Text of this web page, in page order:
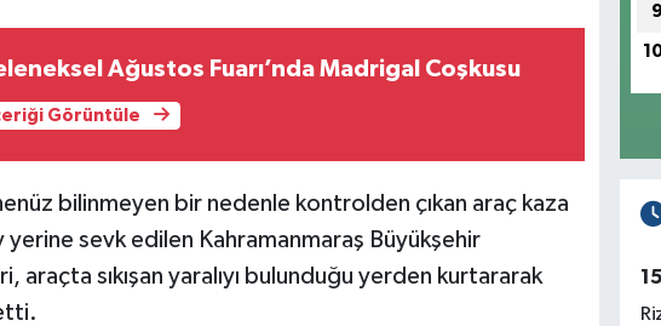
Ağustos Fuarı’nda Madrigal Coşkusu
Görüntüle
bilinmeyen bir nedenle kontrolden çıkan araç kaza
sevk edilen Kahramanmaraş Büyükşehir
araçta sıkışan yaralıyı bulunduğu yerden kurtararak
9